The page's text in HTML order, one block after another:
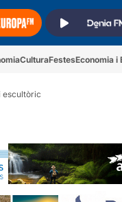
CulturaFestesEconomia i
escultòric